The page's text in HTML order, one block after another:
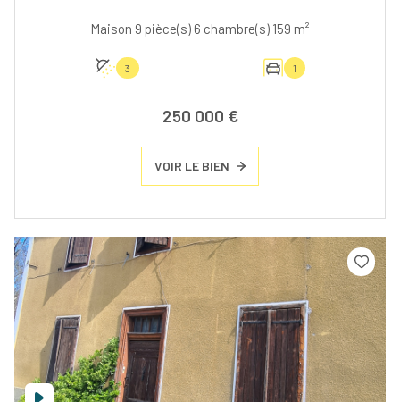
Maison 9 pièce(s) 6 chambre(s) 159 m²
3 1
250 000 €
VOIR LE BIEN